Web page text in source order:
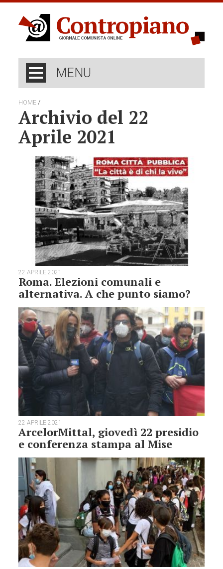
MENU
HOME /
Archivio del 22
Aprile 2021
22 APRILE 2021
Roma. Elezioni comunali e
alternativa. A che punto siamo?
22 APRILE 2021
ArcelorMittal, giovedì 22 presidio
e conferenza stampa al Mise